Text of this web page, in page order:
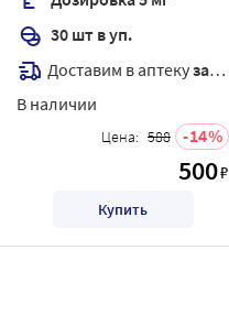
30 шт в уп.
Доставим в аптекузавтра
В наличии
Цена: 588 14
500₽
Купить